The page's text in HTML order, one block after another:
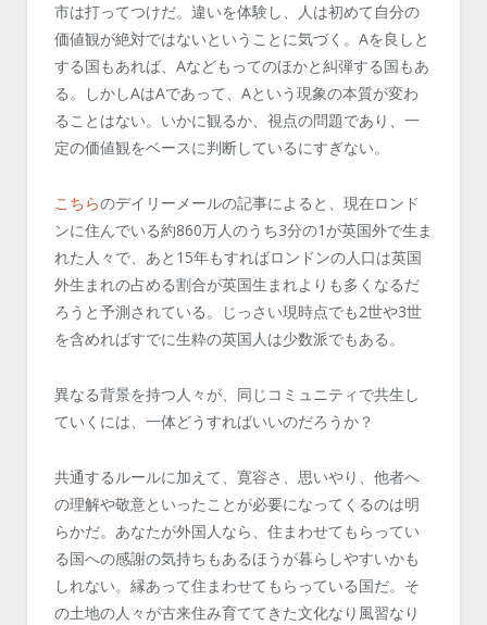
市は打ってつけだ。違いを体験し、人は初めて自分の
価値観が絶対ではないということに気づく。Aを良しと
する国もあれば、Aなどもってのほかと糾弾する国もあ
る。しかしAはAであって、Aという現象の本質が変わ
ることはない。いかに観るか、視点の問題であり、一
定の価値観をベースに判断しているにすぎない。
こちらのデイリーメールの記事によると、現在ロンド
ンに住んでいる約860万人のうち3分の1が英国外で生ま
れた人々で、あと15年もすればロンドンの人口は英国
外生まれの占める割合が英国生まれよりも多くなるだ
ろうと予測されている。じっさい現時点でも2世や3世
を含めればすでに生粋の英国人は少数派でもある。
異なる背景を持つ人々が、同じコミュニティで共生し
ていくには、一体どうすればいいのだろうか？
共通するルールに加えて、寛容さ、思いやり、他者へ
の理解や敬意といったことが必要になってくるのは明
らかだ。あなたが外国人なら、住まわせてもらってい
る国への感謝の気持ちもあるほうが暮らしやすいかも
しれない。縁あって住まわせてもらっている国だ。そ
の土地の人々が古来住み育ててきた文化なり風習なり